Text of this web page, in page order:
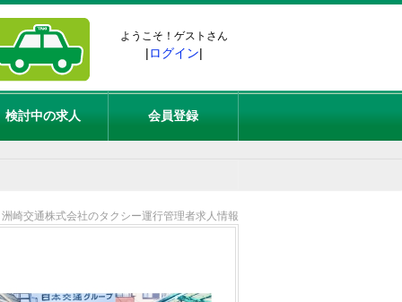
ようこそ！ゲストさん
|ログイン|
検討中の求人 会員登録
洲崎交通株式会社のタクシー運行管理者求人情報